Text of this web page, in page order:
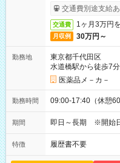
交通費別途支給あ
交通費 1ヶ月3万円
月収例 30万円～
勤務地
東京都千代田区
水道橋駅から徒歩7分
医薬品メ－カ－
勤務時間 09:00-17:40（休憩
期間 即日～長期 ※開始
特徴 履歴書不要